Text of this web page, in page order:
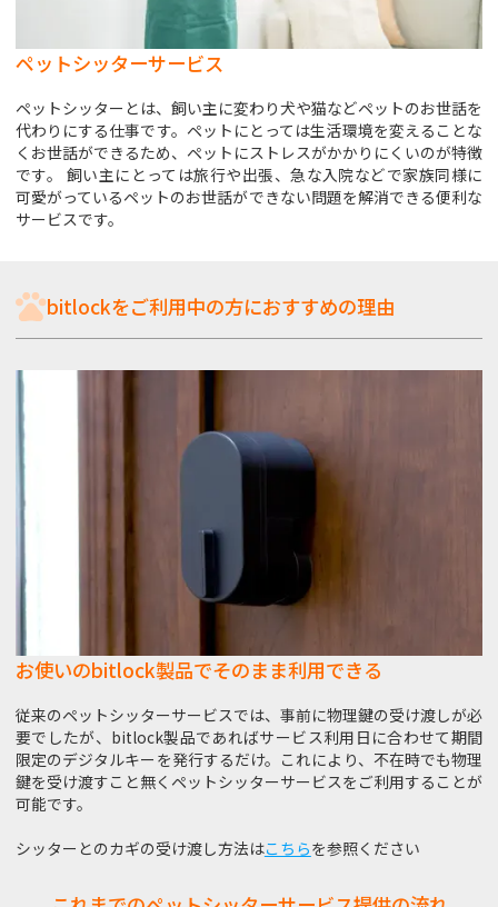
ペットシッターサービス
ペットシッターとは、飼い主に変わり犬や猫などペットのお世話を
代わりにする仕事です。ペットにとっては生活環境を変えることな
くお世話ができるため、ペットにストレスがかかりにくいのが特徴
です。 飼い主にとっては旅行や出張、急な入院などで家族同様に
可愛がっているペットのお世話ができない問題を解消できる便利な
サービスです。
bitlockをご利用中の方におすすめの理由
お使いのbitlock製品でそのまま利用できる
従来のペットシッターサービスでは、事前に物理鍵の受け渡しが必
要でしたが、bitlock製品であればサービス利用日に合わせて期間
限定のデジタルキーを発行するだけ。これにより、不在時でも物理
鍵を受け渡すこと無くペットシッターサービスをご利用することが
可能です。
シッターとのカギの受け渡し方法はこちらを参照ください